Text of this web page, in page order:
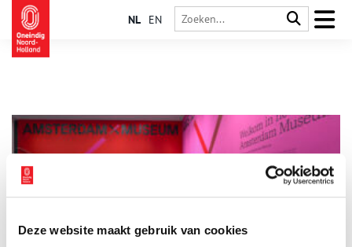
Deze website maakt gebruik van cookies
NL EN